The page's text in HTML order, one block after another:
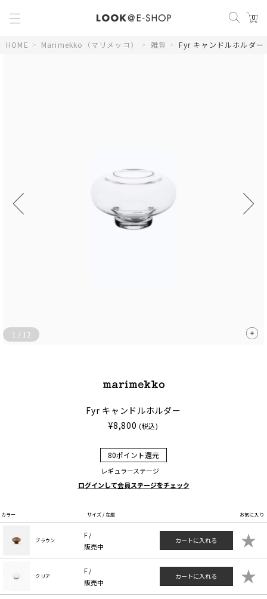
0
HOME > Marimekko（マリメッコ） > 雑貨 > Fyr キャンドルホルダー
1 / 12
Fyr キャンドルホルダー
¥8,800 (税込)
80ポイント還元
レギュラーステージ
ログインして会員ステージをチェック
カラー サイズ / 在庫 お気に入り
ブラウン
F /
販売中
カートに入れる ★
クリア
F /
販売中
カートに入れる ★